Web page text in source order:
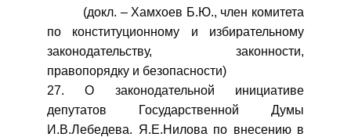
(докл. – Хамхоев Б.Ю., член комитета
по конституционному и избирательному
законодательству, законности,
правопорядку и безопасности)
27. О законодательной инициативе
депутатов Государственной Думы
И.В.Лебедева. Я.Е.Нилова по внесению в